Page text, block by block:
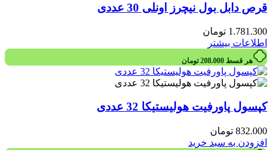
قرص دابل بول نیچرز اونلی 30 عددی
1.781.300 تومان
اطلاعات بیشتر
هر قسط 208.000 تومان
کپسول پاورفیت هولیستیکا 32 عددی
832.000 تومان
افزودن به سبد خرید